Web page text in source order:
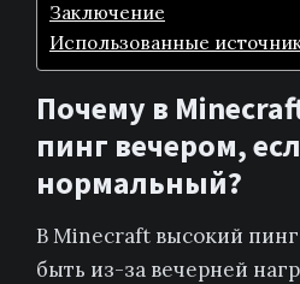
Заключение
Использованные
Почему в
пинг вечером,
нормальный?
В Minecraft высокий
быть из-за вечерней